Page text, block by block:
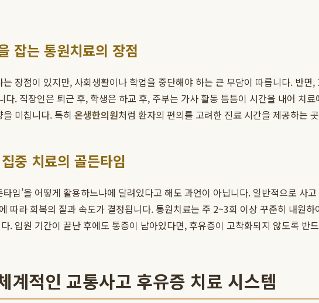
잡는 통원치료의 장점
장점이 있지만, 사회생활이나 학업을 중단해야 하는 큰 부담이 따릅니다. 반면,
다. 직장인은 퇴근 후, 학생은 하교 후, 주부는 가사 활동 틈틈이 시간을 내어 치
미칩니다. 특히 온생한의원처럼 환자의 편의를 고려한 진료 시간을 제공하는
중 치료의 골든타임
임’을 어떻게 활용하느냐에 달려있다고 해도 과언이 아닙니다. 일반적으로
따라 회복의 질과 속도가 결정됩니다. 통원치료는 주 2~3회 이상 꾸준히 내원
. 입원 기간이 끝난 후에도 통증이 남아있다면, 후유증이 고착화되지 않도록 반
계적인 교통사고 후유증 치료 시스템